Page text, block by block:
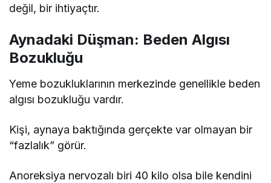
değil, bir ihtiyaçtır.
Aynadaki Düşman: Beden Algısı
Bozukluğu
Yeme bozukluklarının merkezinde genellikle beden
algısı bozukluğu vardır.
Kişi, aynaya baktığında gerçekte var olmayan bir
“fazlalık” görür.
Anoreksiya nervozalı biri 40 kilo olsa bile kendini